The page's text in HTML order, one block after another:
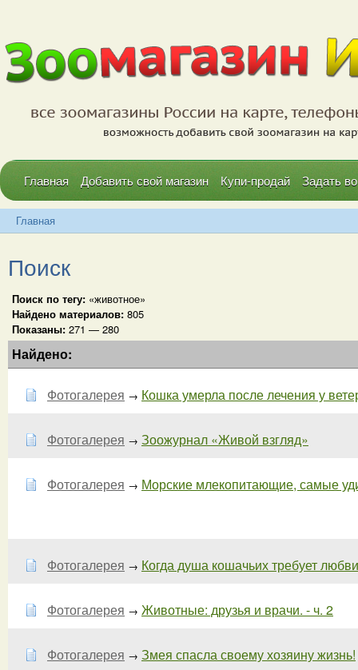
Главная Добавить свой магазин Купи-продай Задать
Главная
Поиск
Поиск по тегу: «животное»
Найдено материалов: 805
Показаны: 271 — 280
Найдено:
Фотогалерея → Кошка умерла после лечения у
Фотогалерея → Зоожурнал «Живой взгляд»
Фотогалерея → Морские млекопитающие, самые
Фотогалерея → Когда душа кошачьих требует
Фотогалерея → Животные: друзья и врачи. - ч. 2
Фотогалерея → Змея спасла своему хозяину жизнь!